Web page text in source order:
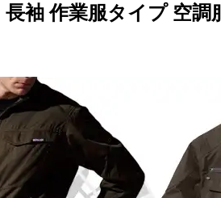
袖 作業服タイプ 空調